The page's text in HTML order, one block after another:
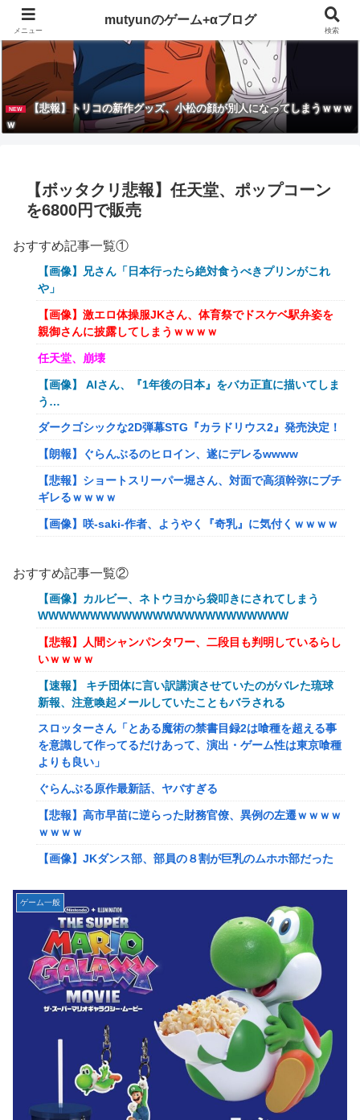
NEW
【悲報】トリコの新作グッズ、小松の顔が別人になってしまうｗｗｗ
ｗ
【ボッタクリ悲報】任天堂、ポップコーン
を6800円で販売
おすすめ記事一覧①
【画像】兄さん「日本行ったら絶対食うべきプリンがこれ
や」
【画像】激エロ体操服JKさん、体育祭でドスケベ駅弁姿を
親御さんに披露してしまうｗｗｗｗ
任天堂、崩壊
【画像】 AIさん、『1年後の日本』をバカ正直に描いてしま
う…
ダークゴシックな2D弾幕STG『カラドリウス2』発売決定！
【朗報】ぐらんぶるのヒロイン、遂にデレるwwww
【悲報】ショートスリーパー堀さん、対面で高須幹弥にブチ
ギレるｗｗｗｗ
【画像】咲-saki-作者、ようやく『奇乳』に気付くｗｗｗｗ
されて性行為 → 凄いことになるｗｗｗｗｗ
シュート選手が結婚を発表、ネモ選手とウメハラ選手が婚姻
届の証人に。
流行を無視したとき「正直ダサくね？」ってなるファッショ
ン上げてけ
【衝撃】クロちゃん、とち狂ったツイートをする←コレ言う
ほどおかしいか？？？？？？
佐藤二朗、妻とのハグを報告「文〇砲より遥かに威力は弱い
が、僕のノロケ砲をお見舞いする」
【画像】こんな感じのクルマで車中泊旅したいよな？？？
【朗報】ドラゴンボール史上、最も実力とその人気が伴わな
い微妙すぎるキャラさん決まる！！
路上駐車中のテスラ車を超弩級のゲリラ豪雨が直撃、水が溢
れてどんどん浸かっていくのを……
【艦これ】けーかいじん 他
【艦これ】E5ヌルイとかいう風説には騙されないぞ スキャ
ンプくらいヌルイのなら考える
【艦これ】もちもちーの本気 他
【ウマ娘】水着シュヴァちいいね！
韓国人「超巨大台風13号ドルフィンが90度直角カーブで韓
国に向かう予想‥世界各国の最新スパコン気象予測モデルが
はじき出した直近の台風進路図がこちらです‥」
車大手工場にも女性・高齢者…軽作業ラインやスポットワー
おすすめ記事一覧②
【画像】カルビー、ネトウヨから袋叩きにされてしまう
WWWWWWWWWWWWWWWWWWWWWWWW
【悲報】人間シャンパンタワー、二段目も判明しているらし
いｗｗｗｗ
【速報】 キチ団体に言い訳講演させていたのがバレた琉球
新報、注意喚起メールしていたこともバラされる
スロッターさん「とある魔術の禁書目録2は喰種を超える事
を意識して作ってるだけあって、演出・ゲーム性は東京喰種
よりも良い」
ぐらんぶる原作最新話、ヤバすぎる
【悲報】高市早苗に逆らった財務官僚、異例の左遷ｗｗｗｗ
ｗｗｗｗ
【画像】JKダンス部、部員の８割が巨乳のムホホ部だった
【画像】漫画家・桂正和、最新のパンツ＆お尻のイラスト投
稿にネット衝撃「この質感の出し方」「実写かと思いまし
た」
みいちゃん、セコカンになる
【画像】咲-saki-作者、ようやく『奇乳』に気付くｗｗｗｗ
【艦これ】そもそも深海ってなんか悪いことしたの
【艦これ】けーかいじん 他
【艦これ】E5ヌルイとかいう風説には騙されないぞ スキャ
ンプくらいヌルイのなら考える
新台スマスロ『Lやじきた道中記参る』評判＆感想まとめ｜
ゲーム一般
メニュー
mutyunのゲーム+αブログ
検索